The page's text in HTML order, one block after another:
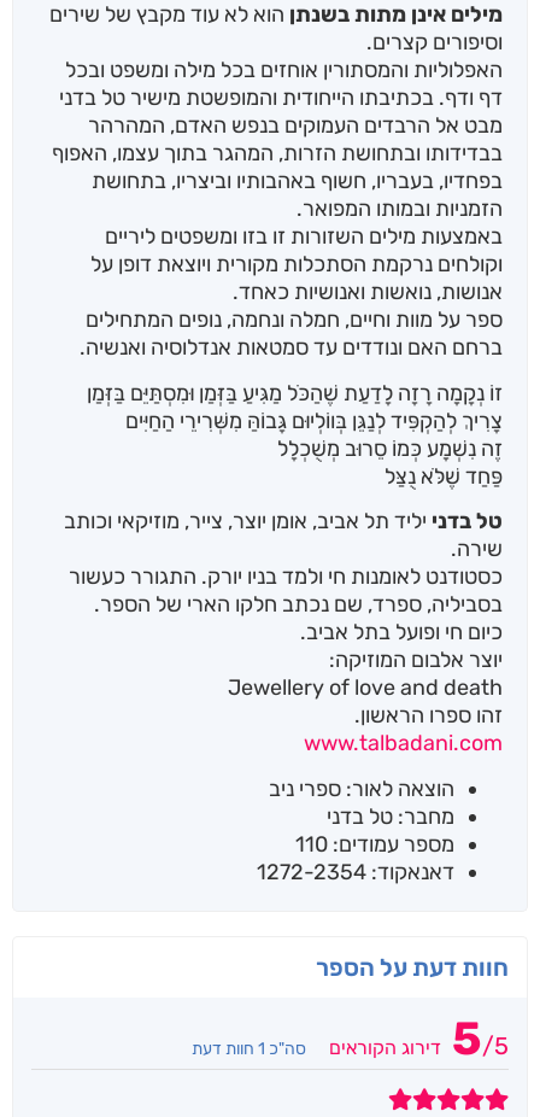
מילים אינן מתות בשנתן הוא לא עוד מקבץ של שירים
וסיפורים קצרים.
האפלוליות והמסתורין אוחזים בכל מילה ומשפט ובכל
דף ודף. בכתיבתו הייחודית והמופשטת מישיר טל בדני
מבט אל הרבדים העמוקים בנפש האדם, המהרהר
בבדידותו ובתחושת הזרות, המהגר בתוך עצמו, האפוף
בפחדיו, בעבריו, חשוף באהבותיו וביצריו, בתחושת
הזמניות ובמותו המפואר.
באמצעות מילים השזורות זו בזו ומשפטים ליריים
וקולחים נרקמת הסתכלות מקורית ויוצאת דופן על
אנושות, נואשות ואנושיות כאחד.
ספר על מוות וחיים, חמלה ונחמה, נופים המתחילים
ברחם האם ונודדים עד סמטאות אנדלוסיה ואנשיה.
זוֹ נְקָמָה רָזָה לָדַעַת שֶׁהַכֹּל מַגִּיעַ בַּזְּמַן וּמִסְתַּיֵּם בַּזְּמַן
צָרִיךְ לְהַקְפִּיד לְנַגֵּן בְּווֹלְיוּם גָּבוֹהַּ מִשְּׁרִירֵי הַחַיִּים
זֶה נִשְׁמָע כְּמוֹ סֵרוּב מְשֻׁכְלָל
פַּחַד שֶׁלֹּא נֻצַּל
טל בדני יליד תל אביב, אומן יוצר, צייר, מוזיקאי וכותב
שירה.
כסטודנט לאומנות חי ולמד בניו יורק. התגורר כעשור
בסביליה, ספרד, שם נכתב חלקו הארי של הספר.
כיום חי ופועל בתל אביב.
יוצר אלבום המוזיקה:
Jewellery of love and death
זהו ספרו הראשון.
www.talbadani.com
הוצאה לאור: ספרי ניב
מחבר: טל בדני
מספר עמודים: 110
דאנאקוד: 1272-2354
חוות דעת על הספר
5/5 דירוג הקוראים סה"כ 1 חוות דעת
5